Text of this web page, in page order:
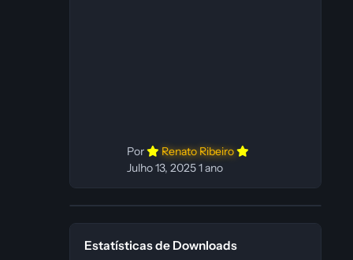
Por
Renato Ribeiro
Julho 13, 20251 ano
Estatísticas de Downloads